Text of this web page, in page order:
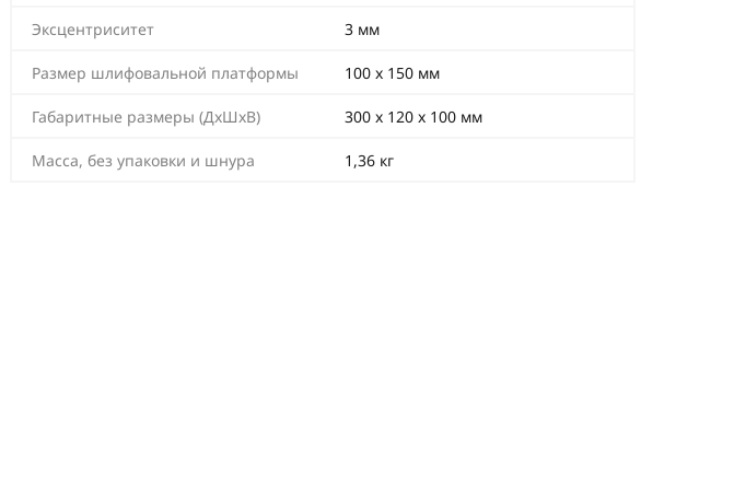
Эксцентриситет 3 мм
Размер шлифовальной платформы 100 х 150 мм
Габаритные размеры (ДхШхВ) 300 х 120 х 100 мм
Масса, без упаковки и шнура 1,36 кг